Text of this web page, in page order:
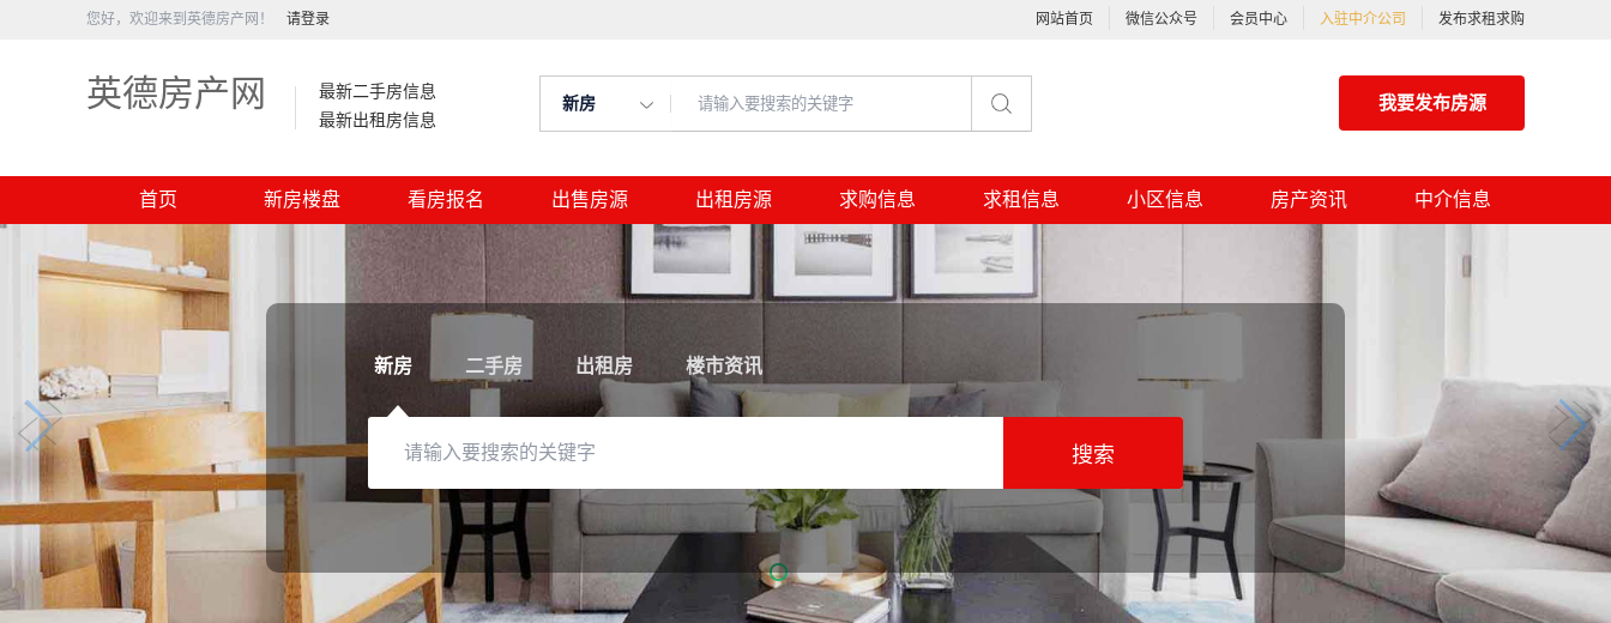
您好，欢迎来到英德房产网！ 请登录 网站首页 微信公众号 会员中心 入驻中介公司 发布求租求购
英德房产网
最新二手房信息
最新出租房信息
新房 我要发布房源
首页 新房楼盘 看房报名 出售房源 出租房源 求购信息 求租信息 小区信息 房产资讯 中介信息
新房 二手房 出租房 楼市资讯
搜索